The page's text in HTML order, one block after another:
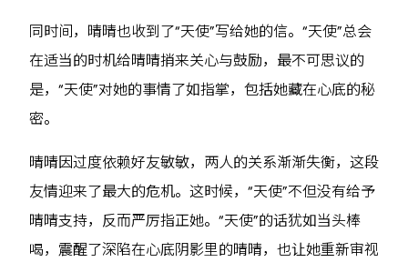
同时间，晴晴也收到了“天使”写给她的信。“天使”总会
在适当的时机给晴晴捎来关心与鼓励，最不可思议的
是，“天使”对她的事情了如指掌，包括她藏在心底的秘
密。
晴晴因过度依赖好友敏敏，两人的关系渐渐失衡，这段
友情迎来了最大的危机。这时候，“天使”不但没有给予
晴晴支持，反而严厉指正她。“天使”的话犹如当头棒
喝，震醒了深陷在心底阴影里的晴晴，也让她重新审视